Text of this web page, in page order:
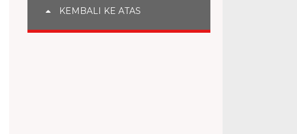
KEMBALI KE ATAS